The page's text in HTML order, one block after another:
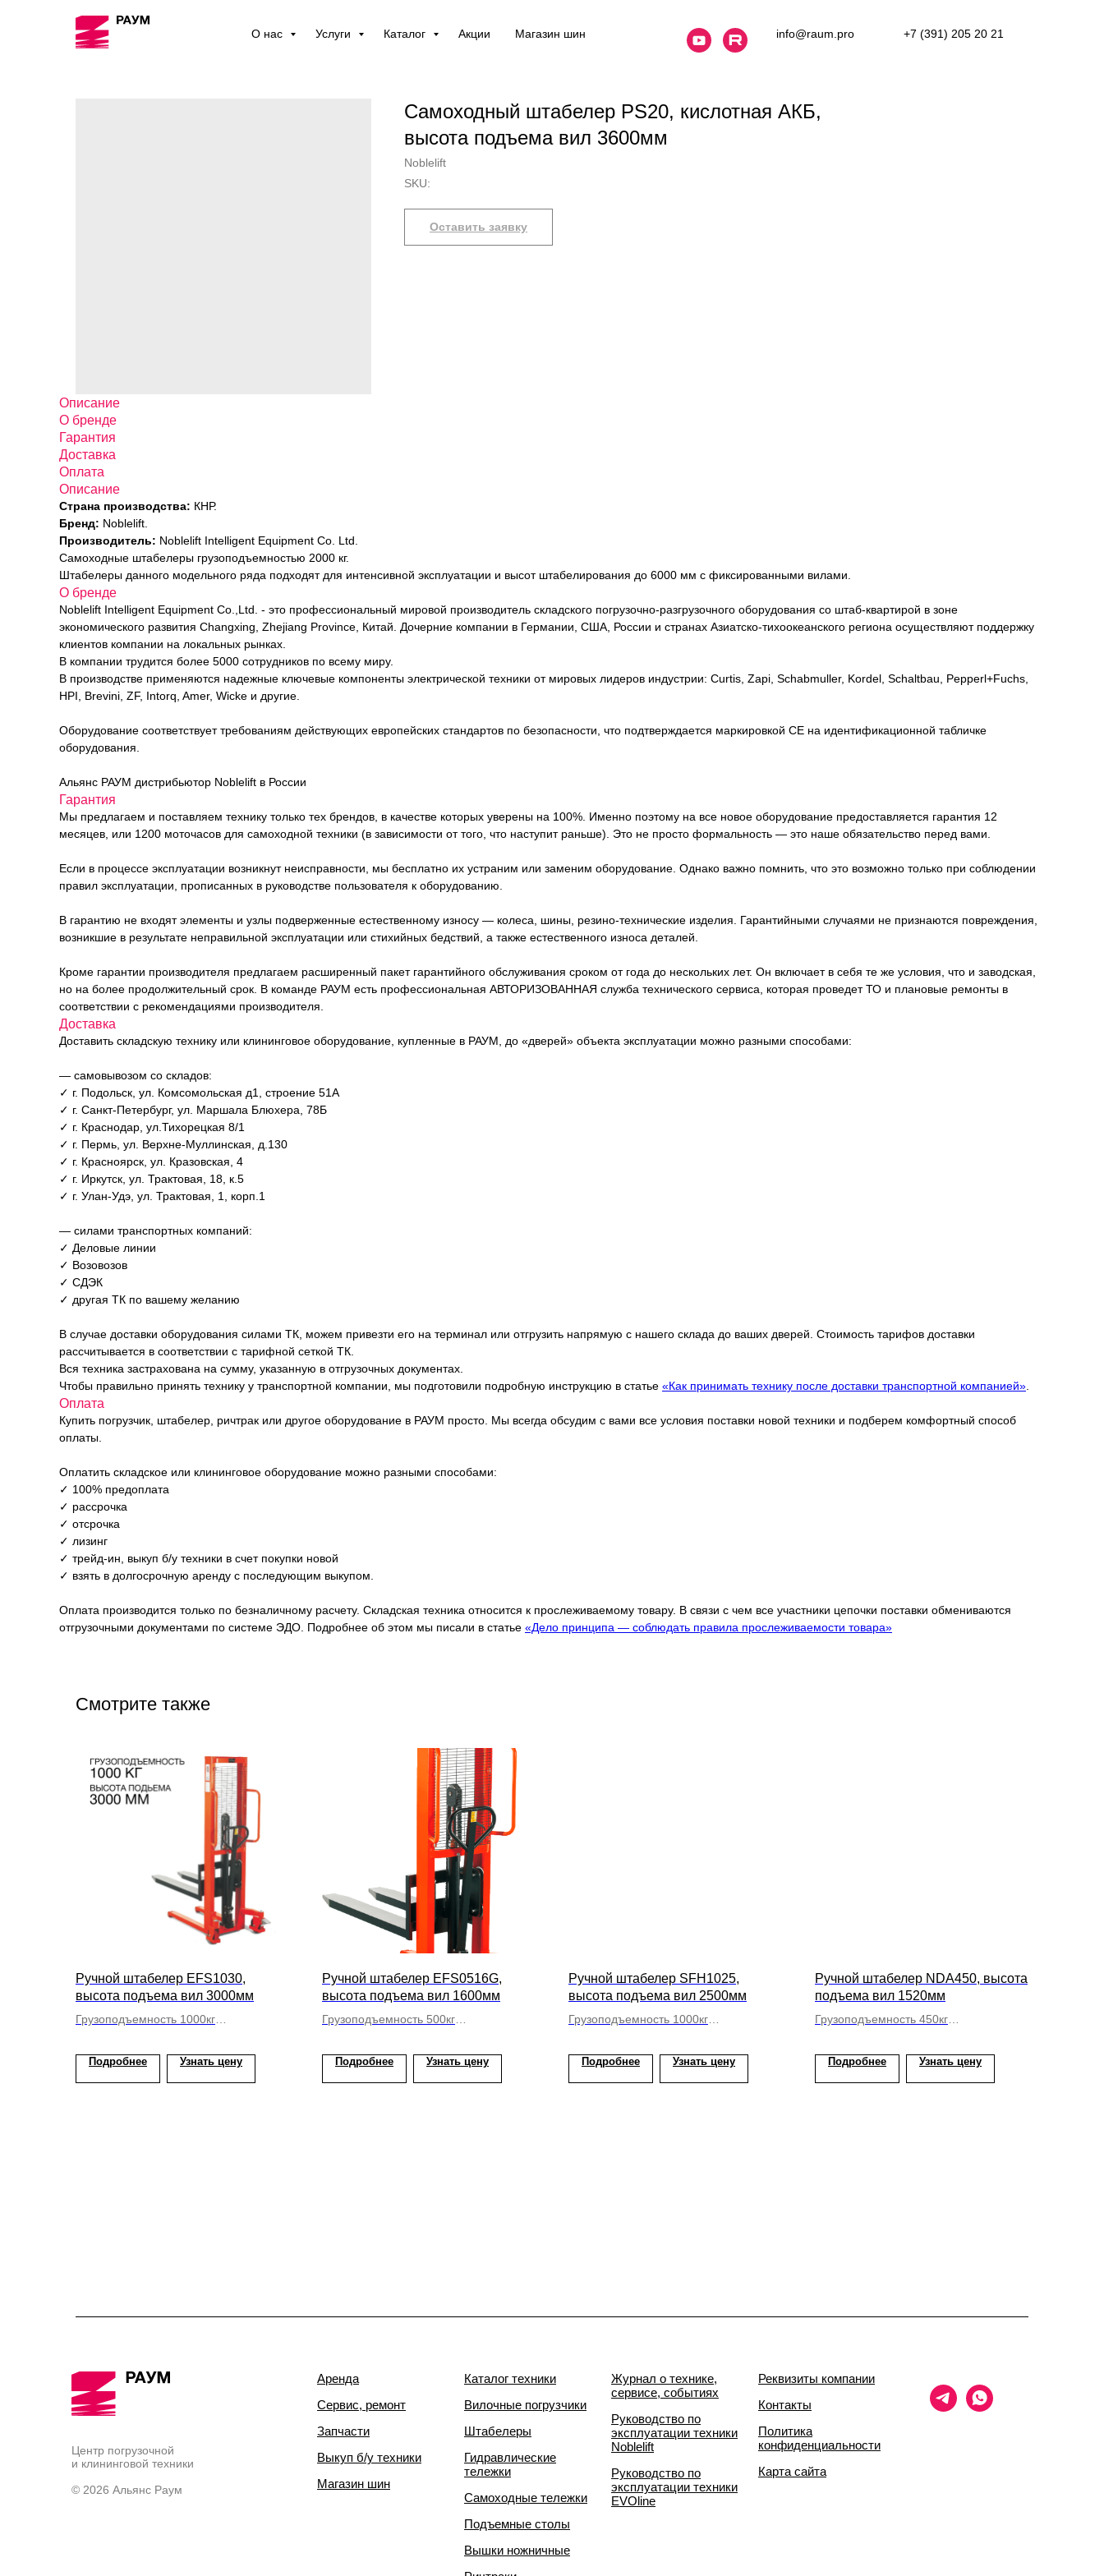
О нас Услуги Каталог Акции Магазин шин info@raum.pro +7 (391) 205 20 21
Самоходный штабелер PS20, кислотная АКБ,
высота подъема вил 3600мм
Noblelift
SKU:
Оставить заявку
Описание
О бренде
Гарантия
Доставка
Оплата
Описание
Страна производства: КНР.
Бренд: Noblelift.
Производитель: Noblelift Intelligent Equipment Co. Ltd.
Самоходные штабелеры грузоподъемностью 2000 кг.
Штабелеры данного модельного ряда подходят для интенсивной эксплуатации и высот штабелирования до 6000 мм с фиксированными вилами.
О бренде
Noblelift Intelligent Equipment Co.,Ltd. - это профессиональный мировой производитель складского погрузочно-разгрузочного оборудования со штаб-квартирой в зоне
экономического развития Changxing, Zhejiang Province, Китай. Дочерние компании в Германии, США, России и странах Азиатско-тихоокеанского региона осуществляют поддержку
клиентов компании на локальных рынках.
В компании трудится более 5000 сотрудников по всему миру.
В производстве применяются надежные ключевые компоненты электрической техники от мировых лидеров индустрии: Curtis, Zapi, Schabmuller, Kordel, Schaltbau, Pepperl+Fuchs,
HPI, Brevini, ZF, Intorq, Amer, Wicke и другие.
Оборудование соответствует требованиям действующих европейских стандартов по безопасности, что подтверждается маркировкой СЕ на идентификационной табличке
оборудования.
Альянс РАУМ дистрибьютор Noblelift в России
Гарантия
Мы предлагаем и поставляем технику только тех брендов, в качестве которых уверены на 100%. Именно поэтому на все новое оборудование предоставляется гарантия 12
месяцев, или 1200 моточасов для самоходной техники (в зависимости от того, что наступит раньше). Это не просто формальность — это наше обязательство перед вами.
Если в процессе эксплуатации возникнут неисправности, мы бесплатно их устраним или заменим оборудование. Однако важно помнить, что это возможно только при соблюдении
правил эксплуатации, прописанных в руководстве пользователя к оборудованию.
В гарантию не входят элементы и узлы подверженные естественному износу — колеса, шины, резино-технические изделия. Гарантийными случаями не признаются повреждения,
возникшие в результате неправильной эксплуатации или стихийных бедствий, а также естественного износа деталей.
Кроме гарантии производителя предлагаем расширенный пакет гарантийного обслуживания сроком от года до нескольких лет. Он включает в себя те же условия, что и заводская,
но на более продолжительный срок. В команде РАУМ есть профессиональная АВТОРИЗОВАННАЯ служба технического сервиса, которая проведет ТО и плановые ремонты в
соответствии с рекомендациями производителя.
Доставка
Доставить складскую технику или клининговое оборудование, купленные в РАУМ, до «дверей» объекта эксплуатации можно разными способами:
— самовывозом со складов:
✓ г. Подольск, ул. Комсомольская д1, строение 51А
✓ г. Санкт-Петербург, ул. Маршала Блюхера, 78Б
✓ г. Краснодар, ул.Тихорецкая 8/1
✓ г. Пермь, ул. Верхне-Муллинская, д.130
✓ г. Красноярск, ул. Кразовская, 4
✓ г. Иркутск, ул. Трактовая, 18, к.5
✓ г. Улан-Удэ, ул. Трактовая, 1, корп.1
— силами транспортных компаний:
✓ Деловые линии
✓ Возовозов
✓ СДЭК
✓ другая ТК по вашему желанию
В случае доставки оборудования силами ТК, можем привезти его на терминал или отгрузить напрямую с нашего склада до ваших дверей. Стоимость тарифов доставки
рассчитывается в соответствии с тарифной сеткой ТК.
Вся техника застрахована на сумму, указанную в отгрузочных документах.
Чтобы правильно принять технику у транспортной компании, мы подготовили подробную инструкцию в статье «Как принимать технику после доставки транспортной компанией»
Оплата
Купить погрузчик, штабелер, ричтрак или другое оборудование в РАУМ просто. Мы всегда обсудим с вами все условия поставки новой техники и подберем комфортный способ
оплаты.
Оплатить складское или клининговое оборудование можно разными способами:
✓ 100% предоплата
✓ рассрочка
✓ отсрочка
✓ лизинг
✓ трейд-ин, выкуп б/у техники в счет покупки новой
✓ взять в долгосрочную аренду с последующим выкупом.
Оплата производится только по безналичному расчету. Складская техника относится к прослеживаемому товару. В связи с чем все участники цепочки поставки обмениваются
отгрузочными документами по системе ЭДО. Подробнее об этом мы писали в статье «Дело принципа — соблюдать правила прослеживаемости товара»
Смотрите также
Ручной штабелер EFS1030,
высота подъема вил 3000мм
Грузоподъемность 1000кг
Подробнее Узнать цену
Ручной штабелер EFS0516G,
высота подъема вил 1600мм
Грузоподъемность 500кг
Подробнее Узнать цену
Ручной штабелер SFH1025,
высота подъема вил 2500мм
Грузоподъемность 1000кг
Подробнее Узнать цену
Ручной штабелер NDA450, высота
подъема вил 1520мм
Грузоподъемность 450кг
Подробнее Узнать цену
Центр погрузочной
и клининговой техники
© 2026 Альянс Раум
Аренда
Сервис, ремонт
Запчасти
Выкуп б/у техники
Магазин шин
Каталог техники
Вилочные погрузчики
Штабелеры
Гидравлические
тележки
Самоходные тележки
Подъемные столы
Вышки ножничные
Журнал о технике,
сервисе, событиях
Руководство по
эксплуатации техники
Noblelift
Руководство по
эксплуатации техники
EVOline
Реквизиты компании
Контакты
Политика
конфиденциальности
Карта сайта